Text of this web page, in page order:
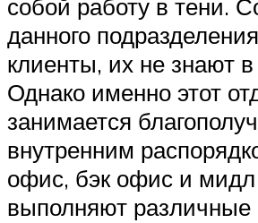
собой работу в тени.
данного
клиенты, их не знают
Однако именно этот
занимается
внутренним
офис, бэк офис и
выполняют различные